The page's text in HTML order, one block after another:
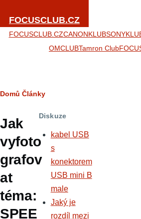
FOCUSCLUB.CZ
FOCUSCLUB.CZCANONKLUB
OMCLUBTamron Club
Drobečková
navigace
Domů Články
Jak
vyfoto
grafov
at
téma:
SPEE
Diskuze
kabel USB
s
konektorem
USB mini B
male
Jaký je
rozdíl mezi